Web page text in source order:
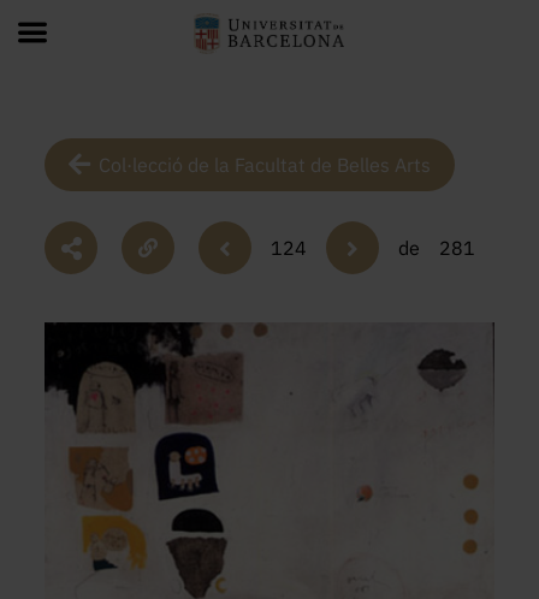
Col·lecció de la Facultat de Belles Arts
124 de 281